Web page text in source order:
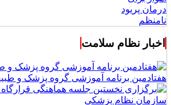
اخبار نظام سلامت
هفتادمین برنامه آموزشی گروه پزشک و